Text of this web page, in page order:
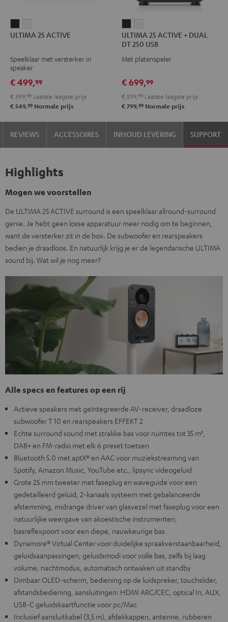
25
Night
black
25
Pure
ULTIMA 25 ACTIVE
Speelklaar met versterker in
speaker
€ 499,99
€ 399, 99 Laatste laagste prijs
€ 549,99 Normale prijs
25
ACTIVE
+
DT
250
USB
Night
black
25
ACTIVE
+
DT
250
USB
Pure
White
ULTIMA 25 ACTIVE + DUAL
DT 250 USB
Met platenspeler
€ 699,99
€ 599, 99 Laatste laagste prijs
€ 799,99 Normale prijs
REVIEWS ACCESSOIRES INHOUD LEVERING SUPPORT
Highlights
Mogen we voorstellen
De ULTIMA 25 ACTIVE surround is een speelklaar allround-surround
genie. Je hebt geen losse apparatuur meer nodig om te beginnen,
want de versterker zit in de box. De subwoofer en rearspeakers
bedien je draadloos. En natuurlijk krijg je er de legendarische ULTIMA
sound bij. Wat wil je nog meer?
Alle specs en features op een rij
Actieve speakers met geïntegreerde AV-receiver, draadloze
subwoofer T 10 en rearspeakers EFFEKT 2
Echte surround sound met strakke bas voor ruimtes tot 35 m²,
DAB+ en FM-radio met elk 6 preset toetsen
Bluetooth 5.0 met aptX® en AAC voor muziekstreaming van
Spotify, Amazon Music, YouTube etc., lipsync videogeluid
Grote 25 mm tweeter met faseplug en waveguide voor een
gedetailleerd geluid, 2-kanaals systeem met gebalanceerde
afstemming, midrange driver van glasvezel met faseplug voor een
natuurlijke weergave van akoestische instrumenten,
basreflexpoort voor een diepe, nauwkeurige bas
Dynamore® Virtual Center voor duidelijke spraakverstaanbaarheid,
geluidsaanpassingen, geluidsmodi voor volle bas, zelfs bij laag
volume, nachtmodus, automatisch ontwaken uit standby
Dimbaar OLED-scherm, bediening op de luidspreker, touchslider,
afstandsbediening, aansluitingen: HDMI ARC/CEC, optical In, AUX,
USB-C geluidskaartfunctie voor pc/Mac
Inclusief aansluitkabel (3,5 m), afdekkappen, antenne, rubberen